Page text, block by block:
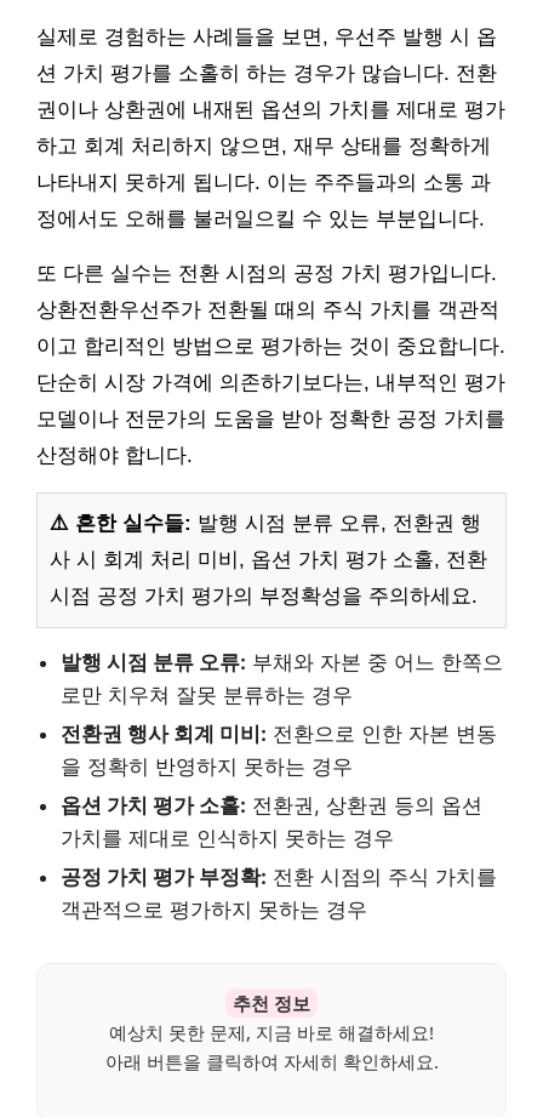
실제로 경험하는 사례들을 보면, 우선주 발행 시 옵
션 가치 평가를 소홀히 하는 경우가 많습니다. 전환
권이나 상환권에 내재된 옵션의 가치를 제대로 평가
하고 회계 처리하지 않으면, 재무 상태를 정확하게
나타내지 못하게 됩니다. 이는 주주들과의 소통 과
정에서도 오해를 불러일으킬 수 있는 부분입니다.
또 다른 실수는 전환 시점의 공정 가치 평가입니다.
상환전환우선주가 전환될 때의 주식 가치를 객관적
이고 합리적인 방법으로 평가하는 것이 중요합니다.
단순히 시장 가격에 의존하기보다는, 내부적인 평가
모델이나 전문가의 도움을 받아 정확한 공정 가치를
산정해야 합니다.
⚠️ 흔한 실수들: 발행 시점 분류 오류, 전환권 행
사 시 회계 처리 미비, 옵션 가치 평가 소홀, 전환
시점 공정 가치 평가의 부정확성을 주의하세요.
발행 시점 분류 오류: 부채와 자본 중 어느 한쪽으
로만 치우쳐 잘못 분류하는 경우
전환권 행사 회계 미비: 전환으로 인한 자본 변동
을 정확히 반영하지 못하는 경우
옵션 가치 평가 소홀: 전환권, 상환권 등의 옵션
가치를 제대로 인식하지 못하는 경우
공정 가치 평가 부정확: 전환 시점의 주식 가치를
객관적으로 평가하지 못하는 경우
추천 정보
예상치 못한 문제, 지금 바로 해결하세요!
아래 버튼을 클릭하여 자세히 확인하세요.